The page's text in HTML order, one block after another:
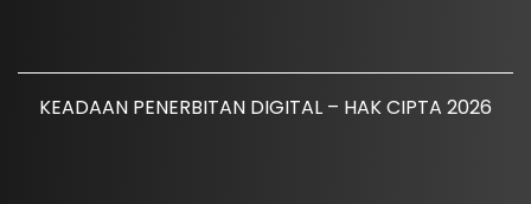
KEADAAN PENERBITAN DIGITAL – HAK CIPTA 2026